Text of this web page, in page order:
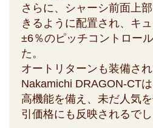
さらに、シャーシ前面上
きるように配置され、キュ
±6％のピッチコントロー
た。
オートリターンも装備さ
Nakamichi DRAGON-CT
高機能を備え、未だ人気
引価格にも反映されるでし